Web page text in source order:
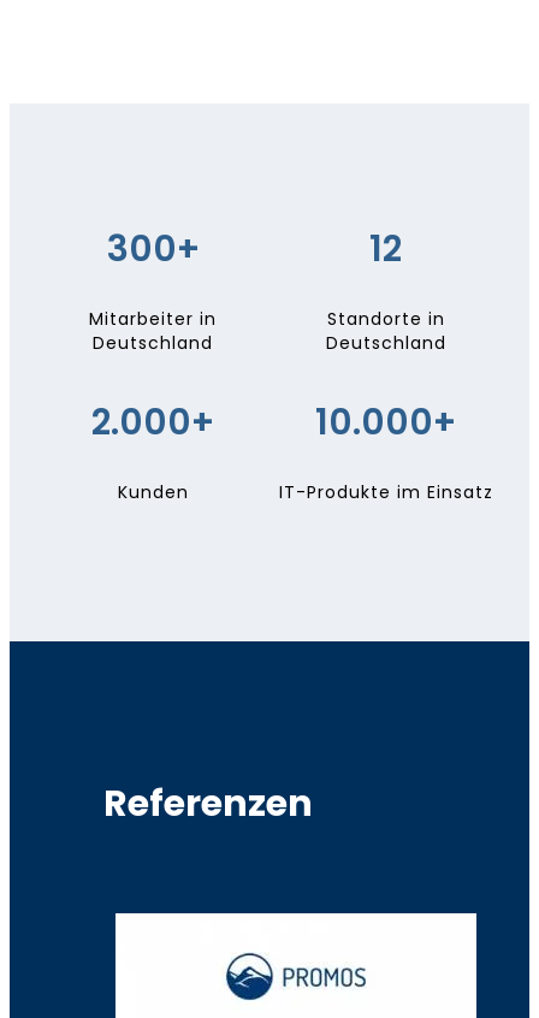
300+
Mitarbeiter in
Deutschland
12
Standorte in
Deutschland
2.000+
Kunden
10.000+
IT-Produkte im Einsatz
Referenzen